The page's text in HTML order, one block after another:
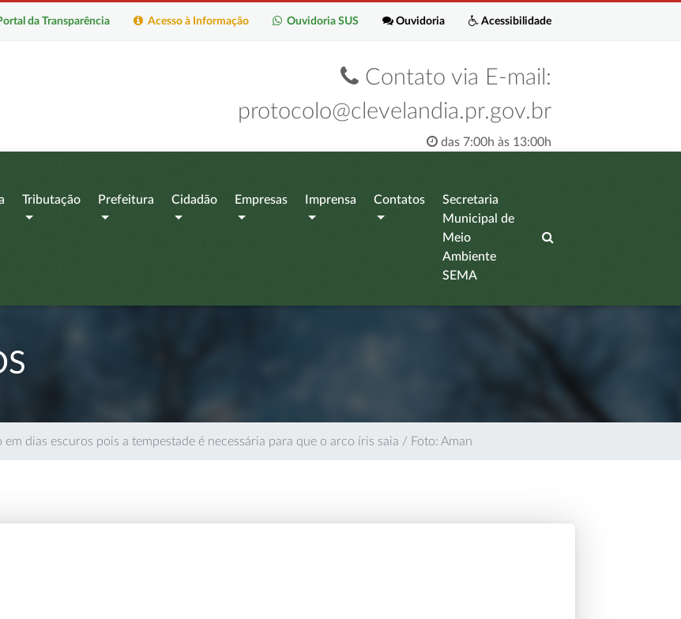
Acessibilidade
Ouvidoria
Ouvidoria SUS
Acesso à Informação
da Transparência
Contato via E-mail:
protocolo@clevelandia.pr.gov.br
das 7:00h às 13:00h
Tributação Prefeitura Cidadão Empresas Imprensa Contatos
Secretaria
Municipal de
Meio
Ambiente
SEMA
em dias escuros pois a tempestade é necessária para que o arco íris saia / Foto: Aman